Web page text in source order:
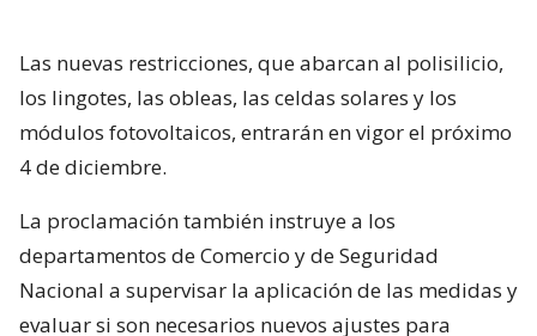
Las nuevas restricciones, que abarcan al polisilicio,
los lingotes, las obleas, las celdas solares y los
módulos fotovoltaicos, entrarán en vigor el próximo
4 de diciembre.
La proclamación también instruye a los
departamentos de Comercio y de Seguridad
Nacional a supervisar la aplicación de las medidas y
evaluar si son necesarios nuevos ajustes para